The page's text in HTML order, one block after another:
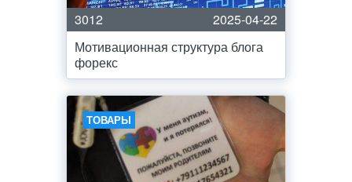
3012
2025-04-22
Мотивационная структура блога
форекс
ТОВАРЫ